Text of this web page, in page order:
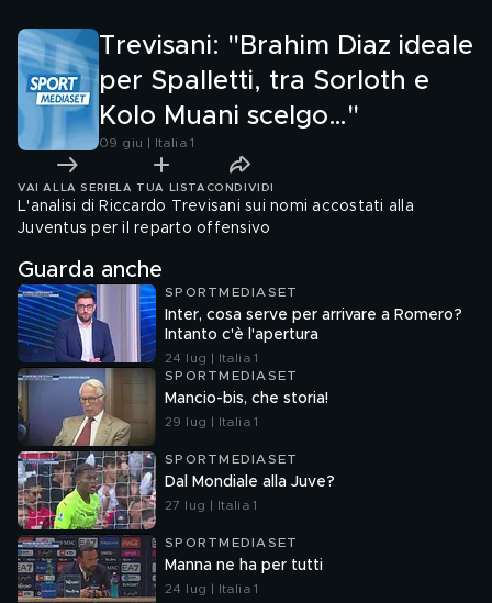
Trevisani: "Brahim Diaz ideale
per Spalletti, tra Sorloth e
Kolo Muani scelgo…"
09 giu | Italia 1
VAI ALLA SERIE LA TUA LISTA CONDIVIDI
L'analisi di Riccardo Trevisani sui nomi accostati alla
Juventus per il reparto offensivo
Guarda anche
SPORTMEDIASET
Inter, cosa serve per arrivare a Romero?
Intanto c'è l'apertura
24 lug | Italia 1
SPORTMEDIASET
Mancio-bis, che storia!
29 lug | Italia 1
SPORTMEDIASET
Dal Mondiale alla Juve?
27 lug | Italia 1
SPORTMEDIASET
Manna ne ha per tutti
24 lug | Italia 1